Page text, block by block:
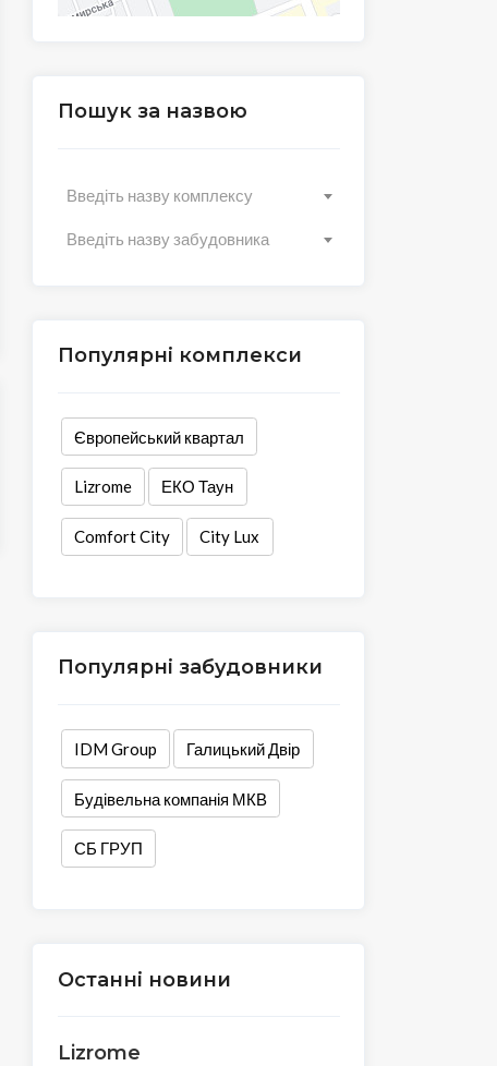
Пошук за назвою
Введіть назву комплексу
Введіть назву забудовника
Популярні комплекси
Європейський квартал
Lizrome ЕКО Таун
Comfort City City Lux
Популярні забудовники
IDM Group Галицький Двір
Будівельна компанія МКВ
СБ ГРУП
Останні новини
Lizrome